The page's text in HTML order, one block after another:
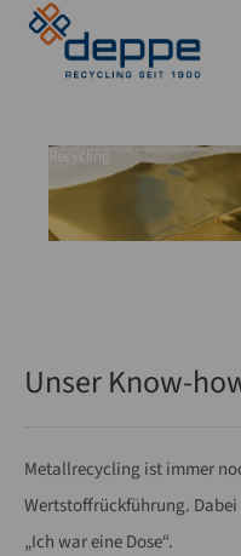
Login
Passwort
Anmelden
Support
Recycling
Metallrecycling ist immer noch der Inbegriff von Wertstoffrückführung.
Unser Know-
Metallrecycling ist immer
Wertstoffrückführung.
„Ich war eine Dose“.